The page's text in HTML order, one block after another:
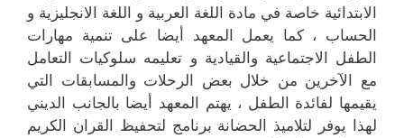
الابتدائية خاصة في مادة اللغة العربية و اللغة الانجليزية و
الحساب ، كما يعمل المعهد أيضا على تنمية مهارات
الطفل الاجتماعية والقيادية و تعليمه سلوكيات التعامل
مع الآخرين من خلال بعض الرحلات والمسابقات التي
يقيمها لفائدة الطفل ، يهتم المعهد أيضا بالجانب الديني
لهذا يوفر لتلاميذ الحضانة برنامج لتحفيظ القران الكريم